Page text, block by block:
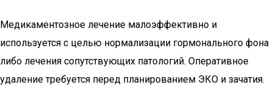
Медикаментозное лечение малоэффективно и
используется с целью нормализации гормонального фона
либо лечения сопутствующих патологий. Оперативное
удаление требуется перед планированием ЭКО и зачатия.